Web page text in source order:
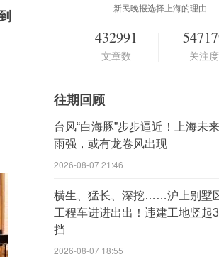
新民晚报选择上海的理由
432991
文章数 关注度
往期回顾
台风“白海豚”步步逼近！上海未
雨强，或有龙卷风出现
2026-08-07 21:46
横生、猛长、深挖……沪上别墅
工程车进进出出！违建工地竖起
挡
2026-08-07 18:55